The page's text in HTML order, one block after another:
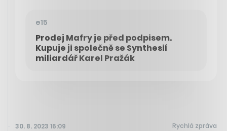
e15
Prodej Mafry je před podpisem.
Kupuje ji společně se Synthesií
miliardář Karel Pražák
30. 8. 2023 16:09 Rychlá zpráva